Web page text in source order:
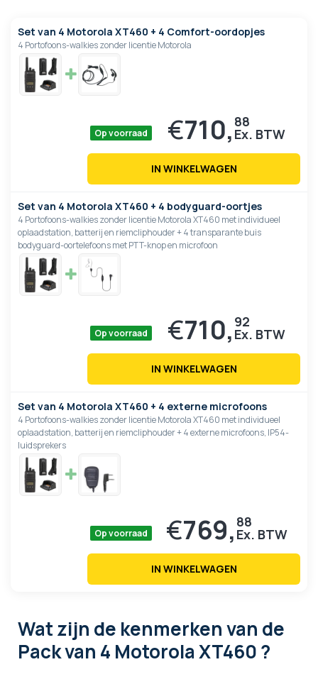
Set van 4 Motorola XT460 + 4 Comfort-oordopjes
4 Portofoons-walkies zonder licentie Motorola
Op voorraad €710, 88
IN WINKELWAGEN
Set van 4 Motorola XT460 + 4 bodyguard-oortjes
4 Portofoons-walkies zonder licentie Motorola XT460 met individueel
oplaadstation, batterij en riemcliphouder + 4 transparante buis
bodyguard-oortelefoons met PTT-knop en microfoon
Op voorraad €710, 92
IN WINKELWAGEN
Set van 4 Motorola XT460 + 4 externe microfoons
4 Portofoons-walkies zonder licentie Motorola XT460 met individueel
oplaadstation, batterij en riemcliphouder + 4 externe microfoons, IP54-
luidsprekers
Op voorraad €769, 88
IN WINKELWAGEN
Wat zijn de kenmerkenvan de
Pack van 4 Motorola XT460 ?